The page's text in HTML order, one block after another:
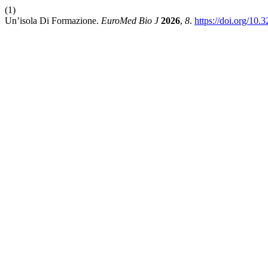
(1)
Un’isola Di Formazione. EuroMed Bio J 2026, 8. https://doi.org/